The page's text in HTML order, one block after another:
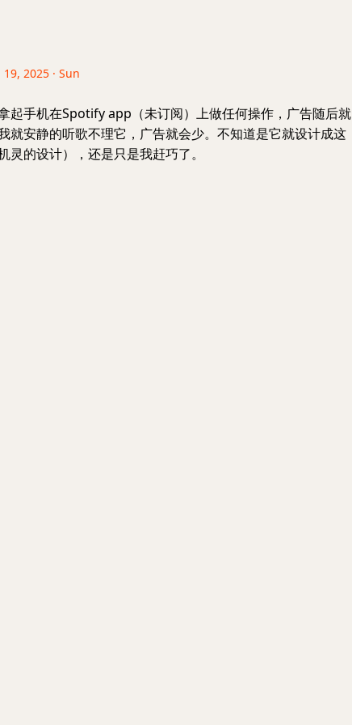
19, 2025 · Sun
起手机在Spotify app（未订阅）上做任何操作，广告随后就
就安静的听歌不理它，广告就会少。不知道是它就设计成这
灵的设计），还是只是我赶巧了。